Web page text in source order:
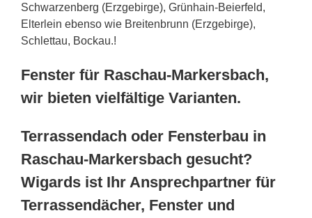
Schwarzenberg (Erzgebirge), Grünhain-Beierfeld,
Elterlein ebenso wie Breitenbrunn (Erzgebirge),
Schlettau, Bockau.!
Fenster für Raschau-Markersbach,
wir bieten vielfältige Varianten.
Terrassendach oder Fensterbau in
Raschau-Markersbach gesucht?
Wigards ist Ihr Ansprechpartner für
Terrassendächer, Fenster und